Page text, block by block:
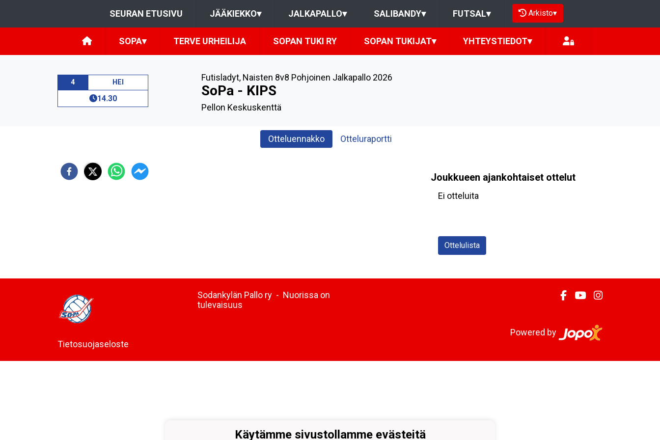
SEURAN ETUSIVU JÄÄKIEKKO▾ JALKAPALLO▾ SALIBANDY▾ FUTSAL▾ Arkisto▾
SOPA▾ TERVE URHEILIJA SOPAN TUKI RY SOPAN TUKIJAT▾ YHTEYSTIEDOT▾
4 HEI
14.30
Futisladyt, Naisten 8v8 Pohjoinen Jalkapallo 2026
SoPa - KIPS
Pellon Keskuskenttä
Otteluennakko Otteluraportti
Joukkueen ajankohtaiset ottelut
Ei otteluita
Ottelulista
Tietosuojaseloste
Sodankylän Pallo ry - Nuorissa on
tulevaisuus
Powered by
Käytämme sivustollamme evästeitä